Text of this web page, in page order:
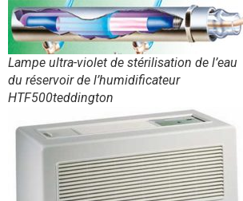
Lampe ultra-violet de stérilisation de l’eau
du réservoir de l’humidificateur
HTF500teddington